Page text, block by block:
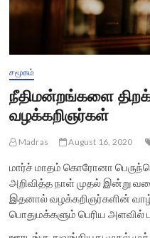
சமூகம்
நீதிமன்றங்களை
வழக்கறிஞர்கள்
Madras August 16, 2020
மார்ச் மாதம் கொரோனா
அறிவித்த நாள் முதல் இன்று
இதனால் வழக்கறிஞர்களின்
பொதுமக்களும் பெரிய அளவில்